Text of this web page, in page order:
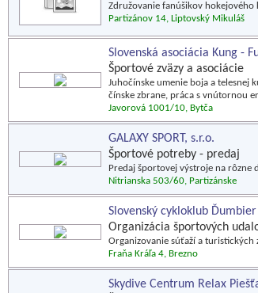
Združovanie fanúšikov
Partizánov 14, Liptovský Mikuláš
Slovenská asociácia Kung -
Športové zväzy a asociácie
Juhočínske umenie boja a telesnej
čínske zbrane, práca s vnútornou
Javorová 1001/10, Bytča
GALAXY SPORT, s.r.o.
Športové potreby - predaj
Predaj športovej výstroje na rôzne
Nitrianska 503/60, Partizánske
Slovenský cykloklub Ďumbier
Organizácia športových
Organizovanie súťaží a
Fraňa Kráľa 4, Brezno
Skydive Centrum Relax